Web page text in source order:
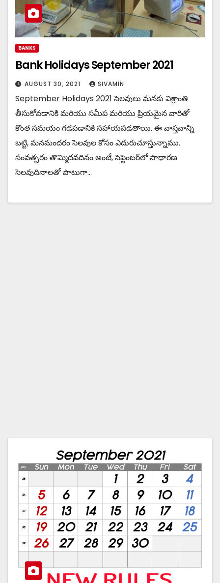
BANKS
Bank Holidays September 2021
AUGUST 30, 2021 SIVAMIN
September Holidays 2021 సెలవులు మనకు విశ్రాంతి
తీసుకోవడానికి మరియు సమీప మరియు ప్రియమైన వారితో
కొంత సమయం గడపడానికి సహాయపడతాయి. ఈ వాస్తవాన్ని
బట్టి, మనమందరం సెలవుల కోసం ఎదురుచూస్తున్నాము.
సంవత్సరం తొమ్మిదవదినం అంటే, సెప్టెంబర్‌లో సాధారణ
సెలవుదినాలతో పాటుగా…